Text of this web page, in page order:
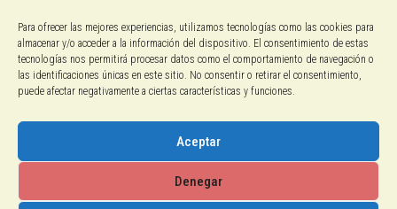
Para ofrecer las mejores experiencias, utilizamos tecnologías como las cookies para
almacenar y/o acceder a la información del dispositivo. El consentimiento de estas
tecnologías nos permitirá procesar datos como el comportamiento de navegación o
las identificaciones únicas en este sitio. No consentir o retirar el consentimiento,
puede afectar negativamente a ciertas características y funciones.
Aceptar
Denegar
Conocenos
Pagos con PayPal